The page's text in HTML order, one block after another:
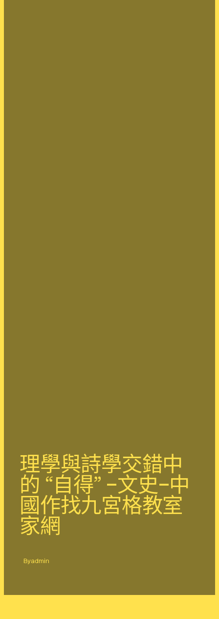
理學與詩學交錯中
的 “自得” –文史–中
國作找九宮格教室
家網
Byadmin